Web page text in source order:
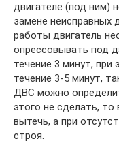
двигателе (под ним)
замене неисправных
работы двигатель
опрессовывать под
течение 3 минут,
течение 3-5 минут,
ДВС можно
этого не сделать,
вытечь, а при
строя.